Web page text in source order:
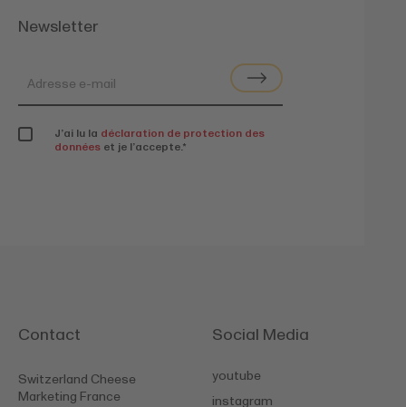
Newsletter
J’ai lu la déclaration de protection des
données et je l’accepte.*
Contact
Switzerland Cheese
Marketing France
Social Media
youtube
instagram